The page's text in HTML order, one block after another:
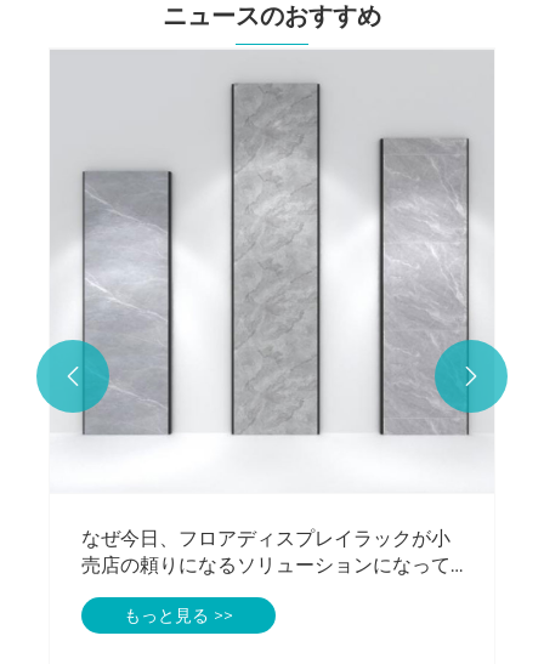
ニュースのおすすめ
なぜ今日、フロアディスプレイラックが小
売店の頼りになるソリューションになって
いるのでしょうか?
もっと見る >>
 